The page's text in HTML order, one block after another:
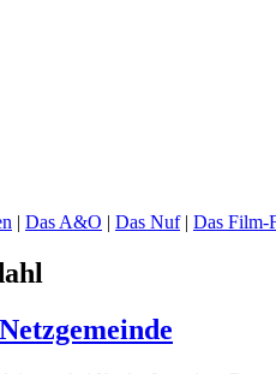
| Das A&O | Das Nuf| Das Film-